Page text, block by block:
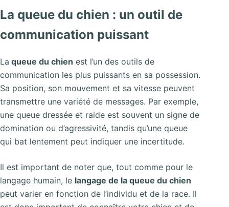
La queue du chien : un outil de
communication puissant
La queue du chien est l’un des outils de
communication les plus puissants en sa possession.
Sa position, son mouvement et sa vitesse peuvent
transmettre une variété de messages. Par exemple,
une queue dressée et raide est souvent un signe de
domination ou d’agressivité, tandis qu’une queue
qui bat lentement peut indiquer une incertitude.
Il est important de noter que, tout comme pour le
langage humain, le langage de la queue du chien
peut varier en fonction de l’individu et de la race. Il